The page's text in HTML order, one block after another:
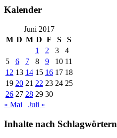
Kalender
Juni 2017
M D M D F S
S
1
2 3
4
5
6 7 8 9 10 11
12 13 14 15 16 17 18
19 20 21 22 23 24 25
26 27 28 29 30
« Mai
Juli »
Inhalte nach Schlagwörtern